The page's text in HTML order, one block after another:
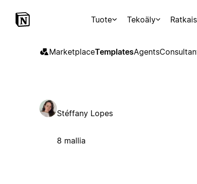
Tuote Tekoäly
MarketplaceTemplatesAgents
Stéffany Lopes
8 mallia